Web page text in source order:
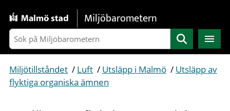
Gå direkt till sidans innehåll
Miljöbarometern
Sök
Miljötillståndet / Luft / Utsläpp i Malmö / Utsläpp av
flyktiga organiska ämnen